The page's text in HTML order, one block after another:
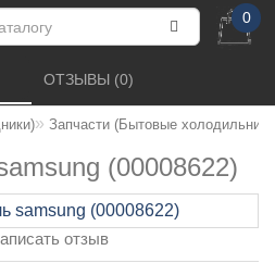
0
Запчасти (Бытовые
(00008622)
ОТЗЫВЫ (0)
отзыв